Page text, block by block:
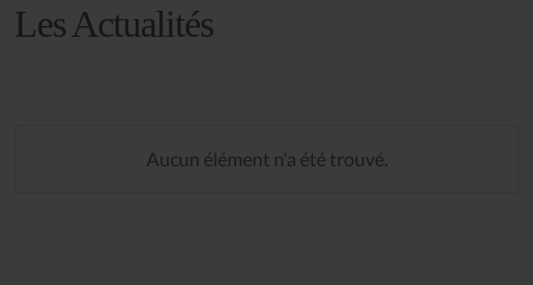
Les Actualités
Aucun élément n'a été trouvé.